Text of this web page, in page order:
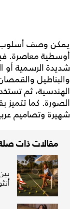
يمكن وصف أسلوب
أوسطية معاصرة.
شديدة الرسمية أو
والبناطيل
الهندسية، ثم
الصورة. كما تتميز
شهيرة وتصاميم
مقالات ذات